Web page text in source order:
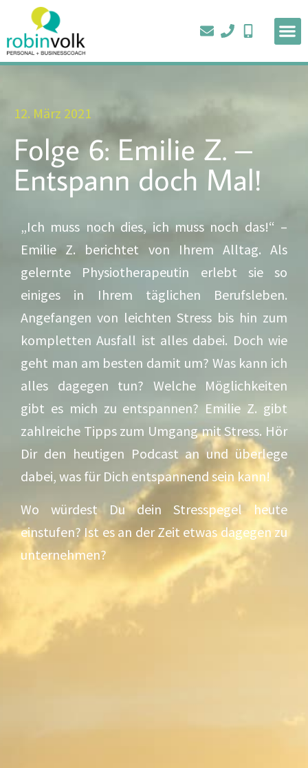
12. März 2021
Folge 6: Emilie Z. –
Entspann doch Mal!
„Ich muss noch dies, ich muss noch das!“ –
Emilie Z. berichtet von Ihrem Alltag. Als
gelernte Physiotherapeutin erlebt sie so
einiges in Ihrem täglichen Berufsleben.
Angefangen von leichten Stress bis hin zum
kompletten Ausfall ist alles dabei. Doch wie
geht man am besten damit um? Was kann ich
alles dagegen tun? Welche Möglichkeiten
gibt es mich zu entspannen? Emilie Z. gibt
zahlreiche Tipps zum Umgang mit Stress. Hör
Dir den heutigen Podcast an und überlege
dabei, was für Dich entspannend sein kann!
Wo würdest Du dein Stresspegel heute
einstufen? Ist es an der Zeit etwas dagegen zu
unternehmen?